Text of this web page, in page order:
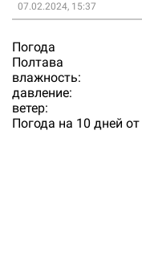
07.02.2024, 15:37
Погода
Полтава
влажность:
давление:
ветер:
Погода на 10 дней от